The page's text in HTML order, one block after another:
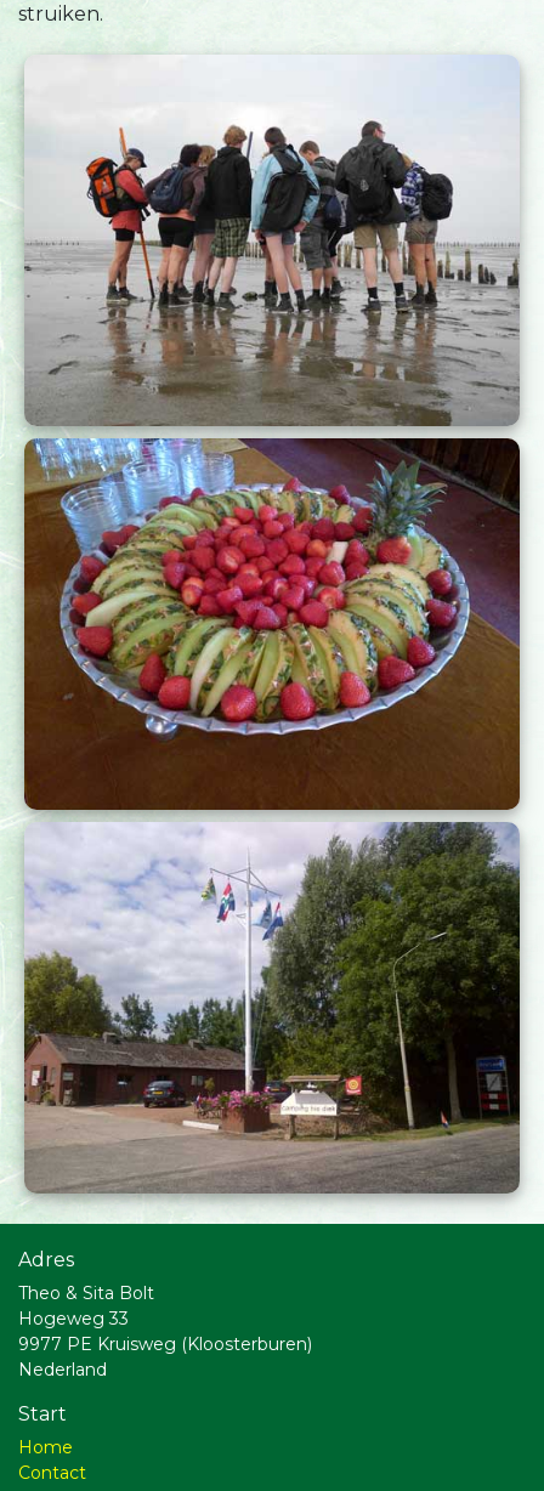
struiken.
Adres
Theo & Sita Bolt
Hogeweg 33
9977 PE Kruisweg (Kloosterburen)
Nederland
Start
Home
Contact